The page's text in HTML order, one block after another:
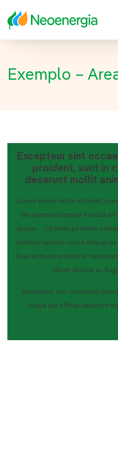
Exemplo –
Excepteur sint
proident, sunt in
deserunt mollit
Lorem ipsum dolor sit amet,
do eiusmod tempor
aliqua. Ut enim ad minim
ullamco laboris nisi ut aliquip
Duis aute irure dolor in
cillum dolore eu
Excepteur sint occaecat
culpa qui officia deserunt